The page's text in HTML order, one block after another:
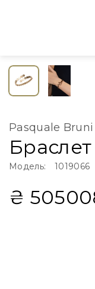
Pasquale Bruni
Модель: 1019066
₴